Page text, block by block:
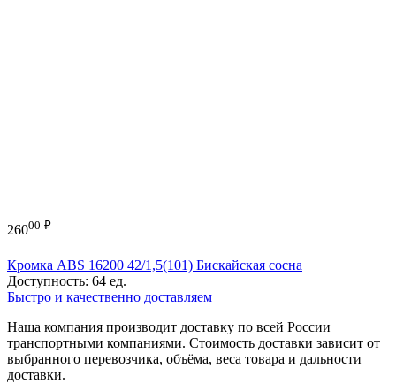
26000 ₽
Кромка ABS 16200 42/1,5(101) Бискайская сосна
Доступность: 64 ед.
Быстро и качественно доставляем
Наша компания производит доставку по всей России
транспортными компаниями. Стоимость доставки зависит от
выбранного перевозчика, объёма, веса товара и дальности
доставки.